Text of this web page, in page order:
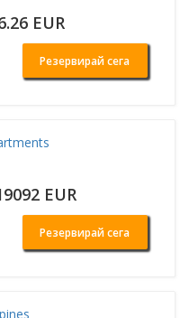
EUR
Резервирай сега
EUR
Резервирай сега